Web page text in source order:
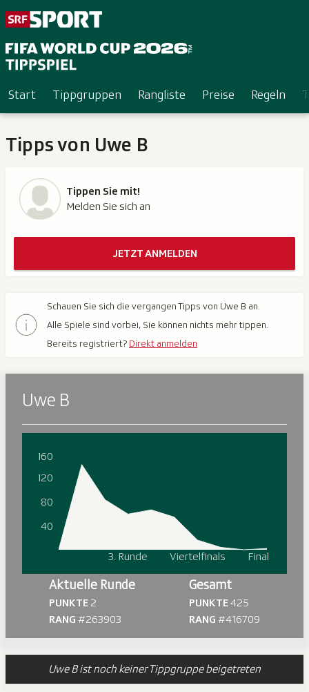
Start Tippgruppen Rangliste Preise Regeln
Tipps von Uwe B
Schauen Sie sich die vergangen Tipps von Uwe B an.
Alle Spiele sind vorbei, Sie können nichts mehr tippen.
Bereits registriert? Direkt anmelden
Uwe B
3. Runde Viertelfinals Final
40
80
120
160
Aktuelle Runde
PUNKTE 2
RANG #263903
Gesamt
PUNKTE425
RANG #416709
Uwe B ist noch keiner Tippgruppe beigetreten
Tippen Sie mit!
Melden Sie sich an
JETZT ANMELDEN